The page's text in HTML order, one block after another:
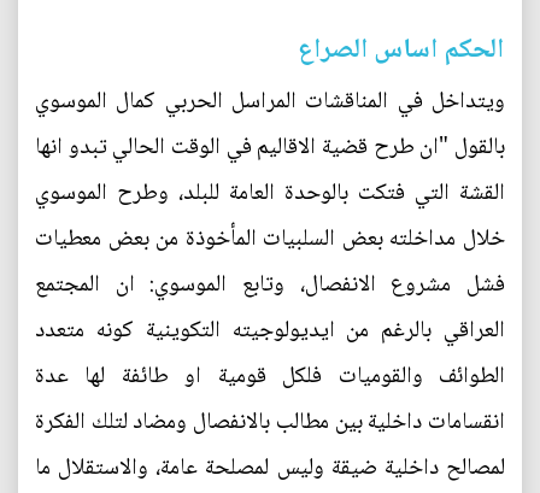
الحكم اساس الصراع
ويتداخل في المناقشات المراسل الحربي كمال الموسوي
بالقول "ان طرح قضية الاقاليم في الوقت الحالي تبدو انها
القشة التي فتكت بالوحدة العامة للبلد، وطرح الموسوي
خلال مداخلته بعض السلبيات المأخوذة من بعض معطيات
فشل مشروع الانفصال، وتابع الموسوي: ان المجتمع
العراقي بالرغم من ايديولوجيته التكوينية كونه متعدد
الطوائف والقوميات فلكل قومية او طائفة لها عدة
انقسامات داخلية بين مطالب بالانفصال ومضاد لتلك الفكرة
لمصالح داخلية ضيقة وليس لمصلحة عامة، والاستقلال ما